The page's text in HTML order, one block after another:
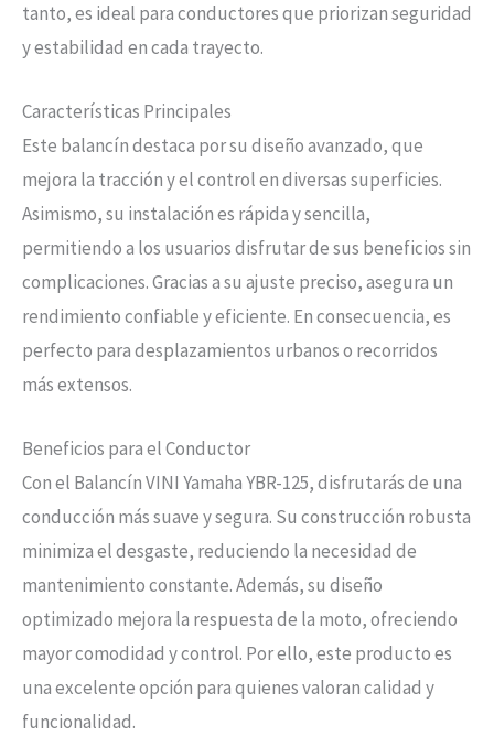
tanto, es ideal para conductores que priorizan seguridad
y estabilidad en cada trayecto.
Características Principales
Este balancín destaca por su diseño avanzado, que
mejora la tracción y el control en diversas superficies.
Asimismo, su instalación es rápida y sencilla,
permitiendo a los usuarios disfrutar de sus beneficios sin
complicaciones. Gracias a su ajuste preciso, asegura un
rendimiento confiable y eficiente. En consecuencia, es
perfecto para desplazamientos urbanos o recorridos
más extensos.
Beneficios para el Conductor
Con el Balancín VINI Yamaha YBR-125, disfrutarás de una
conducción más suave y segura. Su construcción robusta
minimiza el desgaste, reduciendo la necesidad de
mantenimiento constante. Además, su diseño
optimizado mejora la respuesta de la moto, ofreciendo
mayor comodidad y control. Por ello, este producto es
una excelente opción para quienes valoran calidad y
funcionalidad.